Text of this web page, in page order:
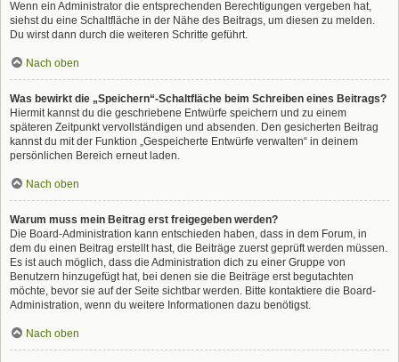
Wenn ein Administrator die entsprechenden Berechtigungen vergeben hat,
siehst du eine Schaltfläche in der Nähe des Beitrags, um diesen zu melden.
Du wirst dann durch die weiteren Schritte geführt.
Nach oben
Was bewirkt die „Speichern“-Schaltfläche beim Schreiben eines Beitrags?
Hiermit kannst du die geschriebene Entwürfe speichern und zu einem
späteren Zeitpunkt vervollständigen und absenden. Den gesicherten Beitrag
kannst du mit der Funktion „Gespeicherte Entwürfe verwalten“ in deinem
persönlichen Bereich erneut laden.
Nach oben
Warum muss mein Beitrag erst freigegeben werden?
Die Board-Administration kann entschieden haben, dass in dem Forum, in
dem du einen Beitrag erstellt hast, die Beiträge zuerst geprüft werden müssen.
Es ist auch möglich, dass die Administration dich zu einer Gruppe von
Benutzern hinzugefügt hat, bei denen sie die Beiträge erst begutachten
möchte, bevor sie auf der Seite sichtbar werden. Bitte kontaktiere die Board-
Administration, wenn du weitere Informationen dazu benötigst.
Nach oben